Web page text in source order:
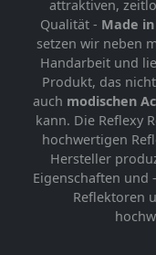
attraktiven,
Qualität - Made
setzen wir neben
Handarbeit und
Produkt, das
auch modischen
kann. Die Reflexy
hochwertigen
Hersteller
Eigenschaften und
Reflektoren